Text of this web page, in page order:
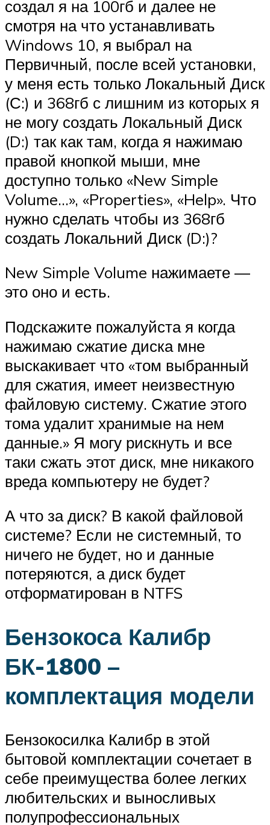
создал я на 100гб и далее не
смотря на что устанавливать
Windows 10, я выбрал на
Первичный, после всей установки,
у меня есть только Локальный Диск
(С:) и 368гб с лишним из которых я
не могу создать Локальный Диск
(D:) так как там, когда я нажимаю
правой кнопкой мыши, мне
доступно только «New Simple
Volume…», «Properties», «Help». Что
нужно сделать чтобы из 368гб
создать Локальний Диск (D:)?
New Simple Volume нажимаете —
это оно и есть.
Подскажите пожалуйста я когда
нажимаю сжатие диска мне
выскакивает что «том выбранный
для сжатия, имеет неизвестную
файловую систему. Сжатие этого
тома удалит хранимые на нем
данные.» Я могу рискнуть и все
таки сжать этот диск, мне никакого
вреда компьютеру не будет?
А что за диск? В какой файловой
системе? Если не системный, то
ничего не будет, но и данные
потеряются, а диск будет
отформатирован в NTFS
Бензокоса Калибр
БК-1800 –
комплектация модели
Бензокосилка Калибр в этой
бытовой комплектации сочетает в
себе преимущества более легких
любительских и выносливых
полупрофессиональных